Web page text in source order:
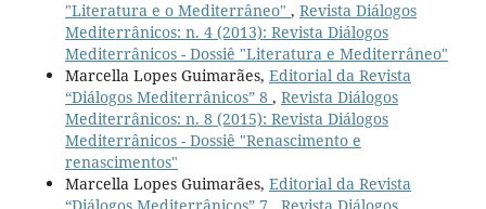
"Literatura e o Mediterrâneo" , Revista Diálogos
Mediterrânicos: n. 4 (2013): Revista Diálogos
Mediterrânicos - Dossiê "Literatura e Mediterrâneo"
Marcella Lopes Guimarães, Editorial da Revista
“Diálogos Mediterrânicos” 8 , Revista Diálogos
Mediterrânicos: n. 8 (2015): Revista Diálogos
Mediterrânicos - Dossiê "Renascimento e
renascimentos"
Marcella Lopes Guimarães, Editorial da Revista
“Diálogos Mediterrânicos” 7 , Revista Diálogos